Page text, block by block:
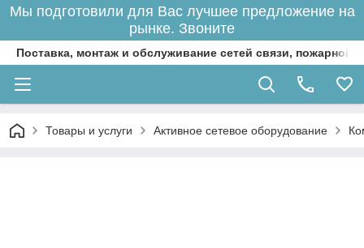
Мы подготовили для Вас лучшее предложение на
рынке. Звоните
Поставка, монтаж и обслуживание сетей связи, пожарной
Товары и услуги Активное сетевое оборудование